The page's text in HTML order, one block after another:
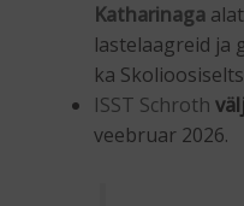
Katharinaga
lastelaagreid ja
ka
ISST Schroth
veebruar 2026.